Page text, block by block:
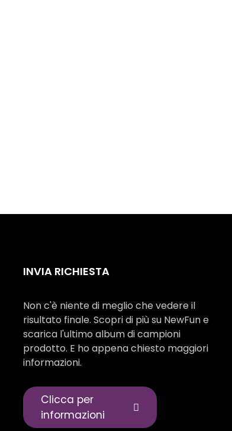
INVIA RICHIESTA
Non c'è niente di meglio che vedere il
risultato finale. Scopri di più su NewFun e
scarica l'ultimo album di campioni
prodotto. E ho appena chiesto maggiori
informazioni.
Clicca per
informazioni